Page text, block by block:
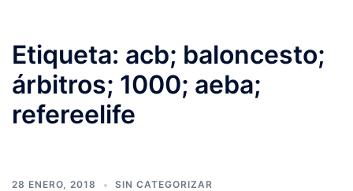
Etiqueta: acb; baloncesto;
árbitros; 1000; aeba;
refereelife
28 ENERO, 2018 SIN CATEGORIZAR